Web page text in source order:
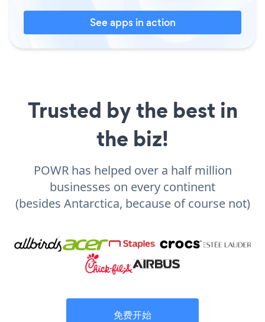
See apps in action
Trusted by the best in
the biz!
POWR has helped over a half million
businesses on every continent
(besides Antarctica, because of course not)
免费开始